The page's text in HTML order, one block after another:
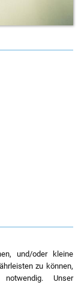
und/oder kleine
zu können,
Unser